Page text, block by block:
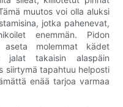
muutos voi olla aluksi
jotka pahenevat,
enemmän. Pidon
aseta molemmat kädet
jalat takaisin alaspäin
siirtymä tapahtuu helposti
enää tarjoa varmaa